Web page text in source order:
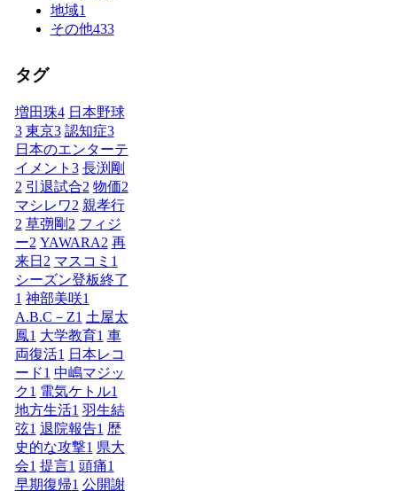
地域1
その他433
タグ
増田珠4 日本野球
3 東京3 認知症3
日本のエンターテ
イメント 3 長渕剛
2 引退試合2 物価2
マシレワ2 親孝行
2 草彅剛 2 フィジ
ー2 YAWARA2 再
来日 2 マスコミ 1
シーズン登板終了
1 神部美咲1
A.B.C－Z1 土屋太
鳳1 大学教育1 車
両復活1 日本レコ
ード1 中嶋マジッ
ク1 電気ケトル1
地方生活1 羽生結
弦1 退院報告1 歴
史的な攻撃1 県大
会1 提言1 頭痛1
早期復帰1 公開謝